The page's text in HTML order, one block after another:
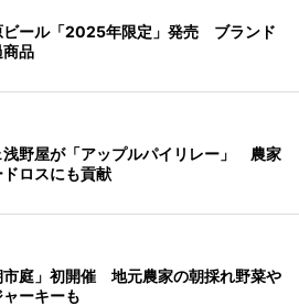
ビール「2025年限定」発売 ブランド
過商品
浅野屋が「アップルパイリレー」 農家
ドロスにも貢献
市庭」初開催 地元農家の朝採れ野菜や
ーキーも